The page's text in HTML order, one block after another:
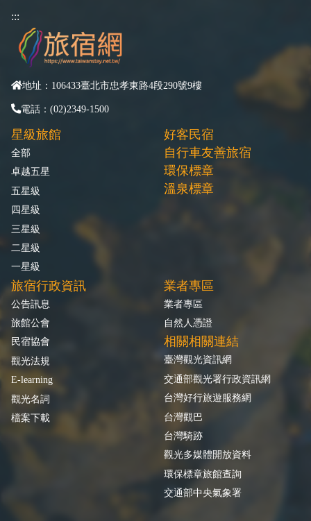
:::
地址：106433臺北市忠孝東路4段290號9樓
電話：(02)2349-1500
星級旅館
全部
卓越五星
五星級
四星級
三星級
二星級
一星級
好客民宿
自行車友善旅宿
環保標章
溫泉標章
旅宿行政資訊
公告訊息
旅館公會
民宿協會
觀光法規
E-learning
觀光名詞
檔案下載
業者專區
業者專區
自然人憑證
相關相關連結
臺灣觀光資訊網
交通部觀光署行政資訊網
台灣好行旅遊服務網
台灣觀巴
台灣騎跡
觀光多媒體開放資料
環保標章旅館查詢
交通部中央氣象署